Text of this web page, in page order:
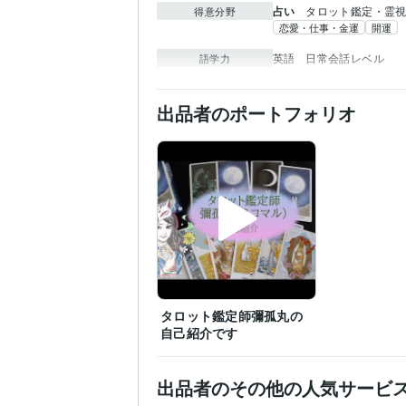
得意分野 占い タロット鑑定・霊
恋愛・仕事・金運 開運
語学力 英語 日常会話レベル
出品者のポートフォリオ
タロット鑑定師彌孤丸の
自己紹介です
出品者のその他の人気サービ